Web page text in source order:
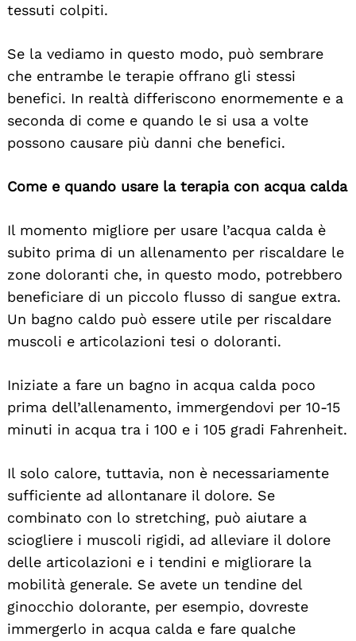
tessuti colpiti.
Se la vediamo in questo modo, può sembrare
che entrambe le terapie offrano gli stessi
benefici. In realtà differiscono enormemente e a
seconda di come e quando le si usa a volte
possono causare più danni che benefici.
Come e quando usare la terapia con acqua calda
Il momento migliore per usare l’acqua calda è
subito prima di un allenamento per riscaldare le
zone doloranti che, in questo modo, potrebbero
beneficiare di un piccolo flusso di sangue extra.
Un bagno caldo può essere utile per riscaldare
muscoli e articolazioni tesi o doloranti.
Iniziate a fare un bagno in acqua calda poco
prima dell’allenamento, immergendovi per 10-15
minuti in acqua tra i 100 e i 105 gradi Fahrenheit.
Il solo calore, tuttavia, non è necessariamente
sufficiente ad allontanare il dolore. Se
combinato con lo stretching, può aiutare a
sciogliere i muscoli rigidi, ad alleviare il dolore
delle articolazioni e i tendini e migliorare la
mobilità generale. Se avete un tendine del
ginocchio dolorante, per esempio, dovreste
immergerlo in acqua calda e fare qualche